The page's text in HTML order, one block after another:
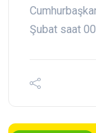
Şubat saat